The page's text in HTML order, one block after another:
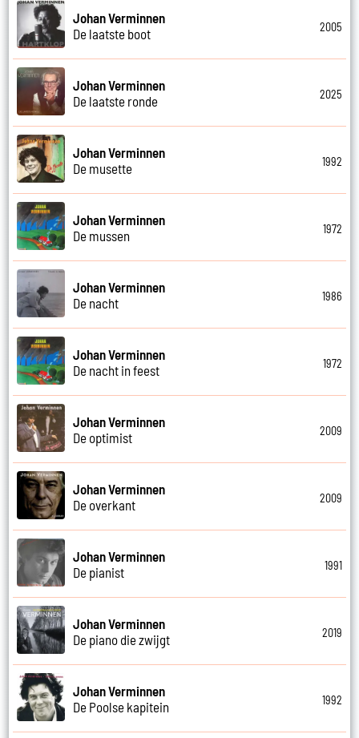
Johan Verminnen
De laatste boot
2005
Johan Verminnen
De laatste ronde
2025
Johan Verminnen
De musette
1992
Johan Verminnen
De mussen
1972
Johan Verminnen
De nacht
1986
Johan Verminnen
De nacht in feest
1972
Johan Verminnen
De optimist
2009
Johan Verminnen
De overkant
2009
Johan Verminnen
De pianist
1991
Johan Verminnen
De piano die zwijgt
2019
Johan Verminnen
De Poolse kapitein
1992